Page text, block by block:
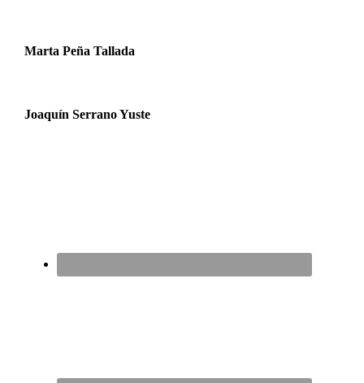
Marta Peña Tallada
Joaquín Serrano Yuste